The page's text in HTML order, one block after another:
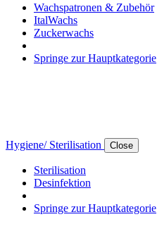
Wachspatronen & Zubehör
ItalWachs
Zuckerwachs
Springe zur Hauptkategorie
Hygiene/ Sterilisation Close
Sterilisation
Desinfektion
Springe zur Hauptkategorie